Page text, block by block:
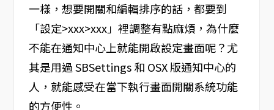
一樣，想要開關和編輯排序的話，都要到
「設定>xxx>xxx」裡調整有點麻煩，為什麼
不能在通知中心上就能開啟設定畫面呢？尤
其是用過 SBSettings 和 OSX 版通知中心的
人，就能感受在當下執行畫面開關系統功能
的方便性。